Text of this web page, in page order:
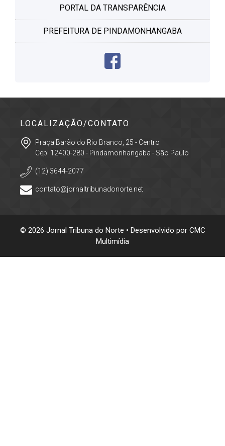
PORTAL DA TRANSPARÊNCIA
PREFEITURA DE PINDAMONHANGABA
LOCALIZAÇÃO/CONTATO
Praça Barão do Rio Branco, 25 - Centro
Cep: 12400-280 - Pindamonhangaba - São Paulo
(12) 3644-2077
contato@jornaltribunadonorte.net
© 2026 Jornal Tribuna do Norte • Desenvolvido por CMC
Multimídia